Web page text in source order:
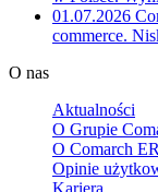
01.07.2026
commerce.
O nas
Aktualności
O Grupie
O Comarch
Opinie